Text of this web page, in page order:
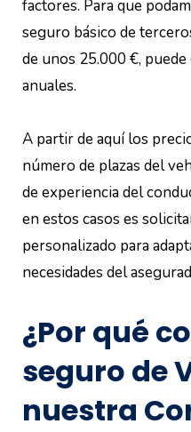
factores. Para que
seguro básico de
de unos 25.000 €,
anuales.
A partir de aquí los
número de plazas del
de experiencia del
en estos casos es
personalizado para
necesidades del
¿Por qué
seguro de
nuestra